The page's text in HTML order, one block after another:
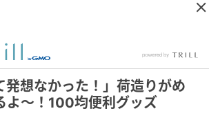
発想なかった！」荷造りがめ
よ～！100均便利グッズ